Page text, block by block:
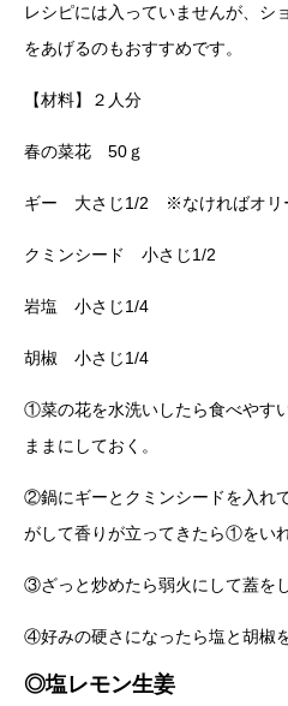
レシピには入っていませんが、シ
をあげるのもおすすめです。
【材料】２人分
春の菜花 50ｇ
ギー 大さじ1/2 ※なければオリ
クミンシード 小さじ1/2
岩塩 小さじ1/4
胡椒 小さじ1/4
①菜の花を水洗いしたら食べやす
ままにしておく。
②鍋にギーとクミンシードを入れ
がして香りが立ってきたら①をいれ
③ざっと炒めたら弱火にして蓋を
④好みの硬さになったら塩と胡椒
◎塩レモン生姜